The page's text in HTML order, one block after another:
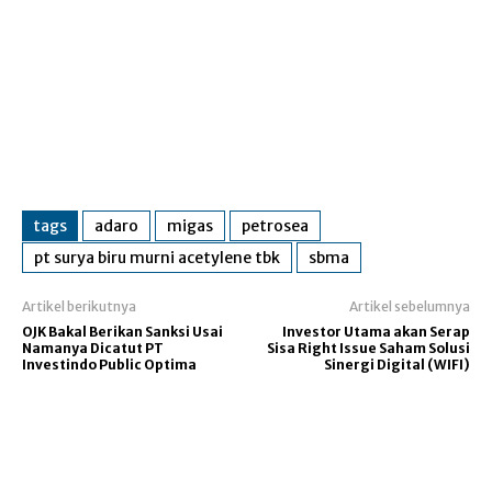
tags adaro migas
petrosea
pt surya biru murni acetylene tbk
sbma
Artikel berikutnya
OJK Bakal Berikan Sanksi Usai
Namanya Dicatut PT
Investindo Public Optima
Artikel sebelumnya
Investor Utama akan Serap
Sisa Right Issue Saham Solusi
Sinergi Digital (WIFI)